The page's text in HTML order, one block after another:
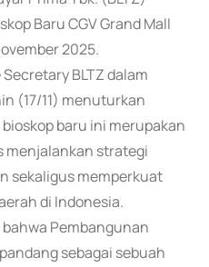
Baru CGV Grand Mall
2025.
BLTZ dalam
(17/11) menuturkan
baru ini merupakan
menjalankan strategi
sekaligus memperkuat
di Indonesia.
Pembangunan
sebagai sebuah